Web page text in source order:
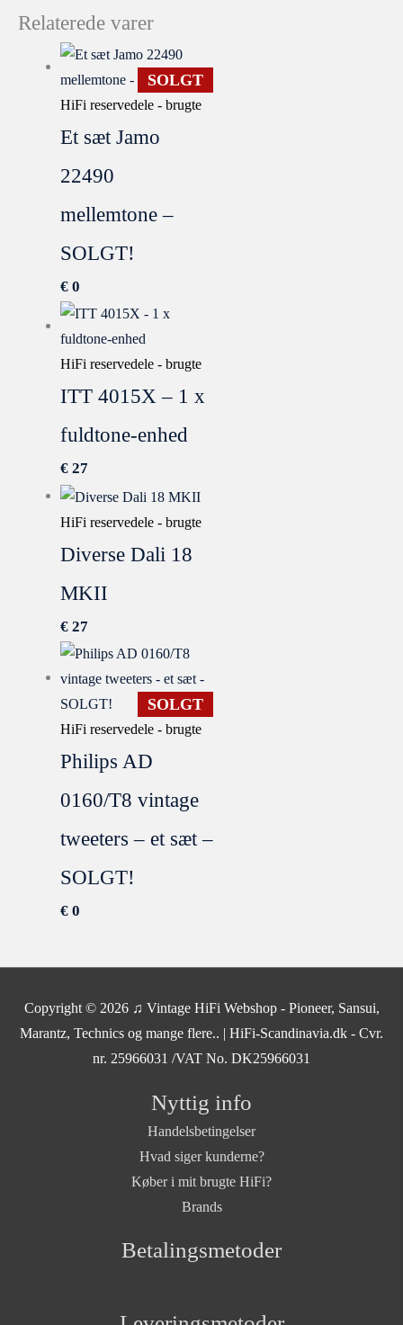
Relaterede varer
SOLGT
HiFi reservedele - brugte
Et sæt Jamo
22490
mellemtone –
SOLGT!
€0
HiFi reservedele - brugte
ITT 4015X – 1 x
fuldtone-enhed
€27
HiFi reservedele - brugte
Diverse Dali 18
MKII
€27
SOLGT
HiFi reservedele - brugte
Philips AD
0160/T8 vintage
tweeters – et sæt –
SOLGT!
€0
Copyright © 2026 ♫ Vintage HiFi Webshop - Pioneer, Sansui,
Marantz, Technics og mange flere.. | HiFi-Scandinavia.dk - Cvr.
nr. 25966031 /VAT No. DK25966031
Nyttig info
Handelsbetingelser
Hvad siger kunderne?
Køber i mit brugte HiFi?
Brands
Betalingsmetoder